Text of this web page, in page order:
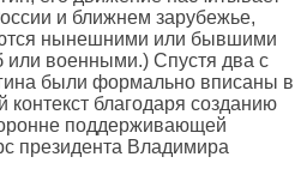
и ближнем зарубежье,
нынешними или бывшими
или военными.) Спустя два с
были формально вписаны в
контекст благодаря созданию
поддерживающей
президента Владимира